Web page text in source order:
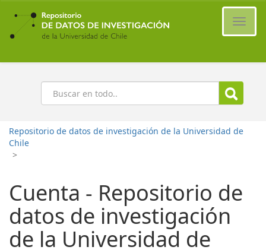
Ir
contenido
principal
Buscar
Repositorio de datos de investigación de la Universidad de
Chile
>
Cuenta - Repositorio de
datos de investigación
de la Universidad de